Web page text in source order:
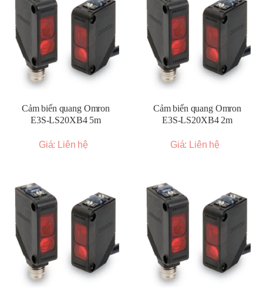
Cảm biến quang Omron
E3S-LS20XB4 5m
Giá: Liên hệ
Cảm biến quang Omron
E3S-LS20XB4 2m
Giá: Liên hệ